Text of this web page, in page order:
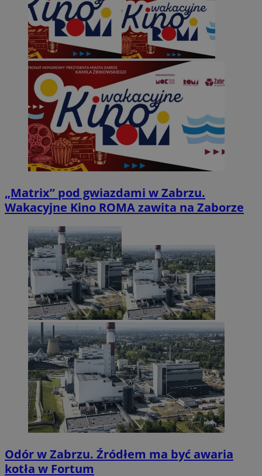
„Matrix” pod gwiazdami w Zabrzu.
Wakacyjne Kino ROMA zawita na Zaborze
Odór w Zabrzu. Źródłem ma być awaria
kotła w Fortum